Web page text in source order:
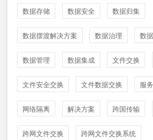
数据存储 数据安全 数据归集
数据摆渡解决方案 数据治理 数
数据管理 数据集成 文件交换
文件安全交换 文件数据交换 服
网络隔离 解决方案 跨国传输
跨网文件交换 跨网文件交换系统